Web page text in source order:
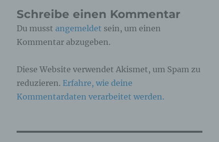
Schreibe einen Kommentar
Du musst angemeldet sein, um einen
Kommentar abzugeben.
Diese Website verwendet Akismet, um Spam zu
reduzieren. Erfahre, wie deine
Kommentardaten verarbeitet werden.